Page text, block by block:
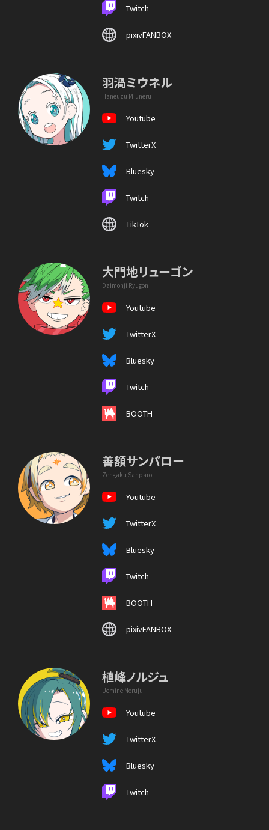
Twitch
pixivFANBOX
羽渦ミウネル
Haneuzu Miuneru
Youtube
TwitterX
Bluesky
Twitch
TikTok
大門地リューゴン
Daimonji Ryugon
Youtube
TwitterX
Bluesky
Twitch
BOOTH
善額サンパロー
Zengaku Sanparo
Youtube
TwitterX
Bluesky
Twitch
BOOTH
pixivFANBOX
植峰ノルジュ
Uemine Noruju
Youtube
TwitterX
Bluesky
Twitch